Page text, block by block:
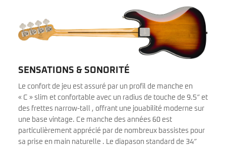
SENSATIONS & SONORITÉ
Le confort de jeu est assuré par un profil de manche en
« C » slim et confortable avec un radius de touche de 9.5″ et
des frettes narrow-tall , offrant une jouabilité moderne sur
une base vintage. Ce manche des années 60 est
particulièrement apprécié par de nombreux bassistes pour
sa prise en main naturelle . Le diapason standard de 34″